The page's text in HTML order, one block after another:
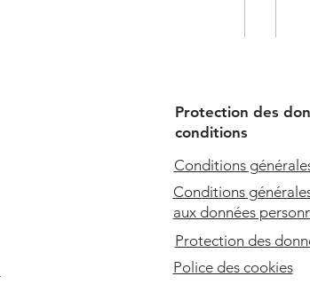
Comment créer un nœud de
Protection des
conditions
Conditions
Conditions
aux données
Protection des
Police des cookies